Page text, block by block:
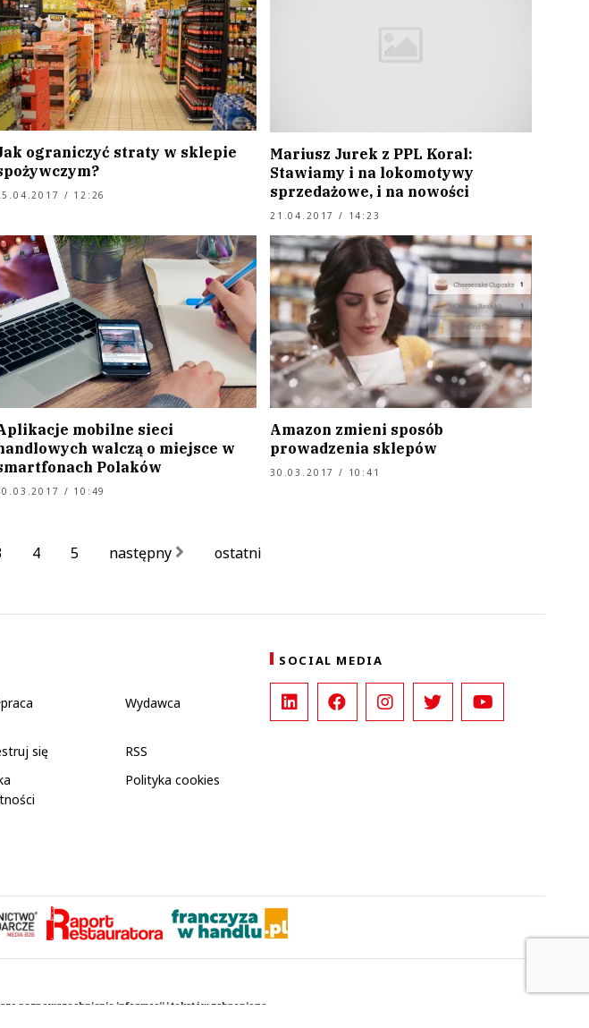
ograniczyć straty w sklepie
/ 12:26
Mariusz Jurek z PPL Koral:
Stawiamy i na lokomotywy
sprzedażowe, i na nowości
21.04.2017 / 14:23
mobilne sieci
walczą o miejsce w
Polaków
/ 10:49
Amazon zmieni sposób
prowadzenia sklepów
30.03.2017 / 10:41
4 5 następny ostatni
Wydawca
się
RSS
Polityka cookies
SOCIAL MEDIA
rozpowszechnianie informacji i tekstów zabronione.